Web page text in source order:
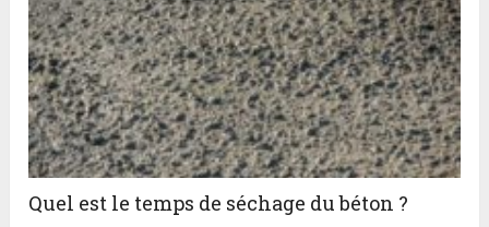
Quel est le temps de séchage du béton ?